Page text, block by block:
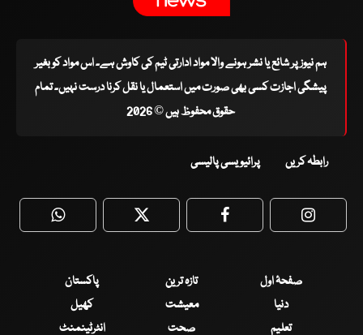
ہم نیوز پر شائع یا نشر ہونے والا مواد ادارتی ٹیم کی کاوش ہے۔ اس مواد کو بغیر
پیشگی اجازت کسی بھی صورت میں استعمال یا نقل کرنا درست نہیں۔ تمام
حقوق محفوظ ہیں © 2026
رابطہ کریں پرائیویسی پالیسی
WhatsApp Twitter Facebook
صفحۂ اول تازہ ترین
پاکستان
دنیا
معیشت
کھیل
تعلیم
صحت انٹرٹینمنٹ